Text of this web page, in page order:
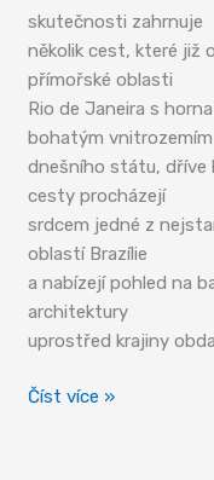
skutečnosti zahrnuje
několik cest, které již
přímořské oblasti
Rio de Janeira s
bohatým vnitrozemím
dnešního státu, dříve
cesty procházejí
srdcem jedné z
oblastí Brazílie
a nabízejí pohled na
architektury
uprostřed krajiny
Královská
Číst více »